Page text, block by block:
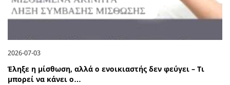
2026-07-03
Έληξε η μίσθωση, αλλά ο ενοικιαστής δεν φεύγει – Τι
μπορεί να κάνει ο…